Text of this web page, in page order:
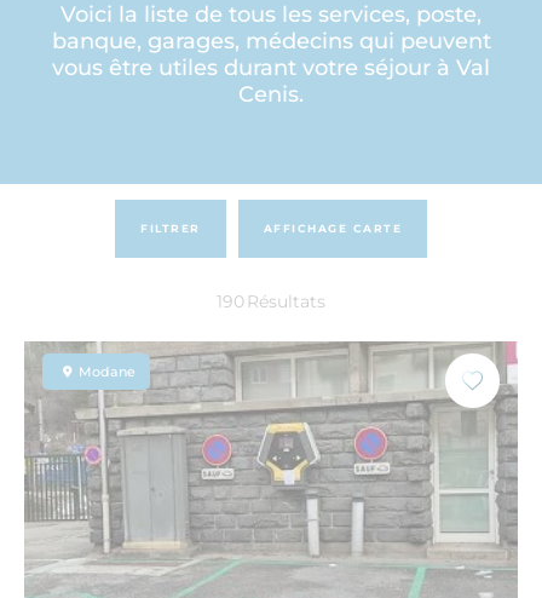
Voici la liste de tous les services, poste,
banque, garages, médecins qui peuvent
vous être utiles durant votre séjour à Val
Cenis.
FILTRER
190 Résultats
AFFICHAGE CARTE
Modane